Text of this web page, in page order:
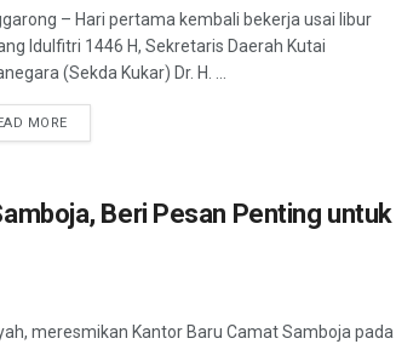
– Hari pertama kembali bekerja usai libur
Idulfitri 1446 H, Sekretaris Daerah Kutai
(Sekda Kukar) Dr. H. ...
MORE
Beri Pesan Penting untuk
meresmikan Kantor Baru Camat Samboja pada